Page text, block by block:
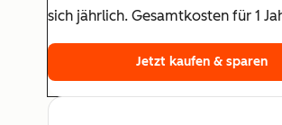
sich jährlich. Gesamtkosten für 1
Jetzt kaufen & sparen